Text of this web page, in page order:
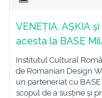
VENEȚIA. AȘKIA
acesta la BASE
Institutul Cultural
de Romanian Design
un parteneriat cu
scopul de a susține și